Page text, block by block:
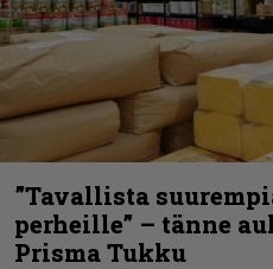
”Tavallista
perheille” – tänne
Prisma Tukku